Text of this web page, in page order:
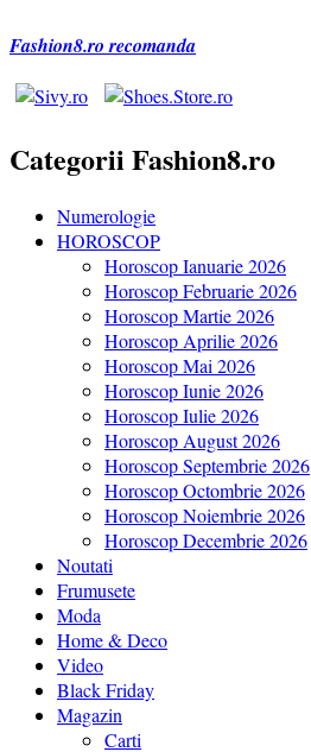
Fashion8.ro recomanda
Categorii Fashion8.ro
Numerologie
HOROSCOP
Horoscop Ianuarie 2026
Horoscop Februarie 2026
Horoscop Martie 2026
Horoscop Aprilie 2026
Horoscop Mai 2026
Horoscop Iunie 2026
Horoscop Iulie 2026
Horoscop August 2026
Horoscop Septembrie 2026
Horoscop Octombrie 2026
Horoscop Noiembrie 2026
Horoscop Decembrie 2026
Noutati
Frumusete
Moda
Home & Deco
Video
Black Friday
Magazin
Carti